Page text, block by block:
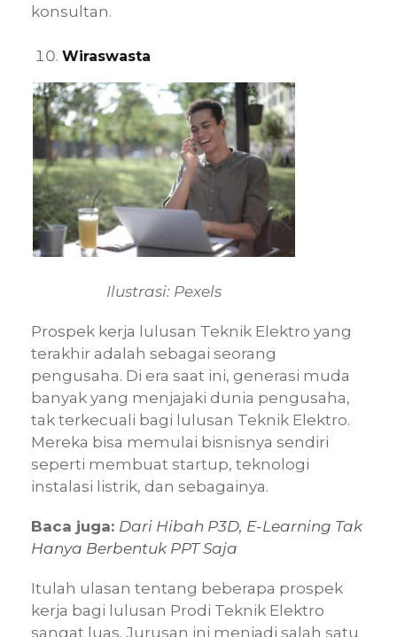
konsultan.
Wiraswasta
Ilustrasi: Pexels
Prospek kerja lulusan Teknik Elektro yang
terakhir adalah sebagai seorang
pengusaha. Di era saat ini, generasi muda
banyak yang menjajaki dunia pengusaha,
tak terkecuali bagi lulusan Teknik Elektro.
Mereka bisa memulai bisnisnya sendiri
seperti membuat startup, teknologi
instalasi listrik, dan sebagainya.
Baca juga: Dari Hibah P3D, E-Learning Tak
Hanya Berbentuk PPT Saja
Itulah ulasan tentang beberapa prospek
kerja bagi lulusan Prodi Teknik Elektro
sangat luas. Jurusan ini menjadi salah satu